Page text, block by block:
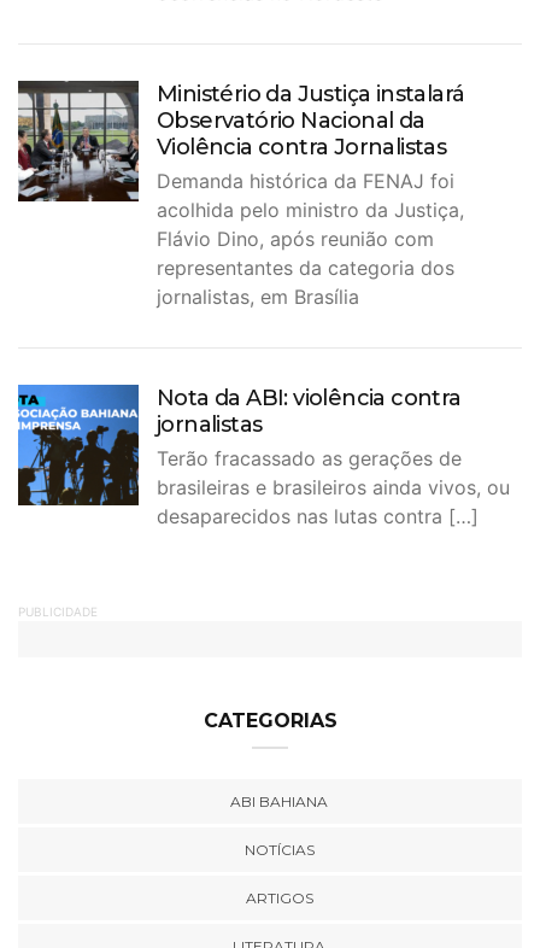
Ministério da Justiça instalará
Observatório Nacional da
Violência contra Jornalistas
Demanda histórica da FENAJ foi
acolhida pelo ministro da Justiça,
Flávio Dino, após reunião com
representantes da categoria dos
jornalistas, em Brasília
Nota da ABI: violência contra
jornalistas
Terão fracassado as gerações de
brasileiras e brasileiros ainda vivos, ou
desaparecidos nas lutas contra […]
PUBLICIDADE
CATEGORIAS
ABI BAHIANA
NOTÍCIAS
ARTIGOS